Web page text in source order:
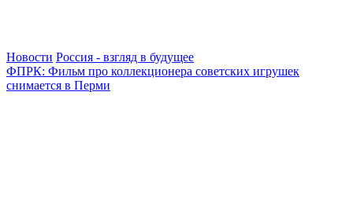
Новости Россия - взгляд в будущее
ФПРК: Фильм про коллекционера советских игрушек
снимается в Перми